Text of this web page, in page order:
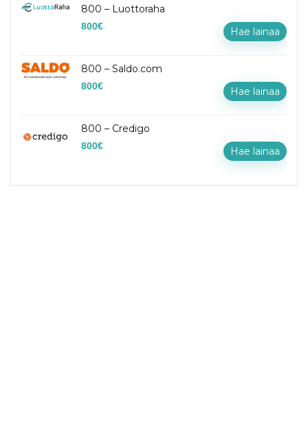
800 – Luottoraha
800€ Hae lainaa
800 – Saldo.com
800€ Hae lainaa
800 – Credigo
800€ Hae lainaa